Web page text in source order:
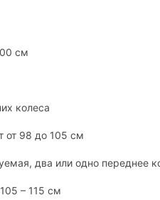
см
колеса
от 98 до 105 см
два или одно переднее
– 115 см